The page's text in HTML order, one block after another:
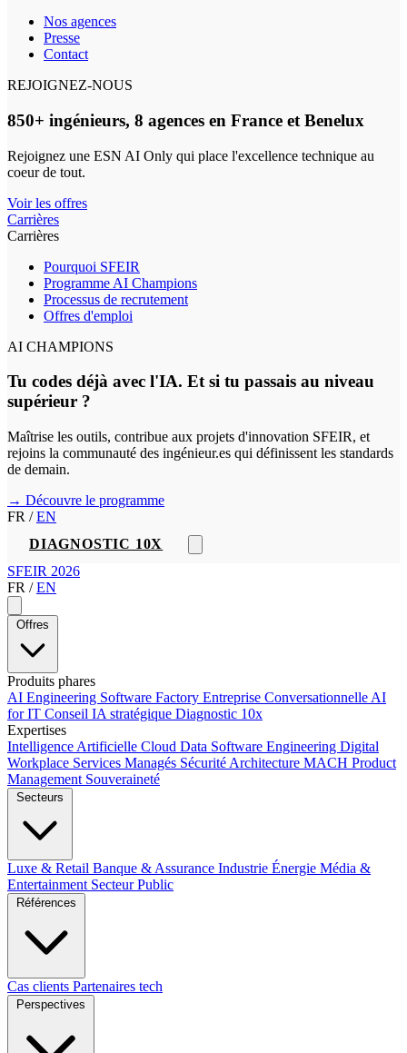
Nos agences
Presse
Contact
REJOIGNEZ-NOUS
850+ ingénieurs, 8 agences en France et Benelux
Rejoignez une ESN AI Only qui place l'excellence technique au
coeur de tout.
Voir les offres
Carrières
Carrières
Pourquoi SFEIR
Programme AI Champions
Processus de recrutement
Offres d'emploi
AI CHAMPIONS
Tu codes déjà avec l'IA. Et si tu passais au niveau
supérieur ?
Maîtrise les outils, contribue aux projets d'innovation SFEIR, et
rejoins la communauté des ingénieur.es qui définissent les standards
de demain.
→ Découvre le programme
FR / EN
DIAGNOSTIC 10X
SFEIR 2026
FR / EN
Offres
Produits phares
AI Engineering Software Factory Entreprise Conversationnelle AI
for IT Conseil IA stratégique Diagnostic 10x
Expertises
Intelligence Artificielle Cloud Data Software Engineering Digital
Workplace Services Managés Sécurité Architecture MACH Product
Management Souveraineté
Secteurs
Luxe & Retail Banque & Assurance Industrie Énergie Média &
Entertainment Secteur Public
Références
Cas clients Partenaires tech
Perspectives